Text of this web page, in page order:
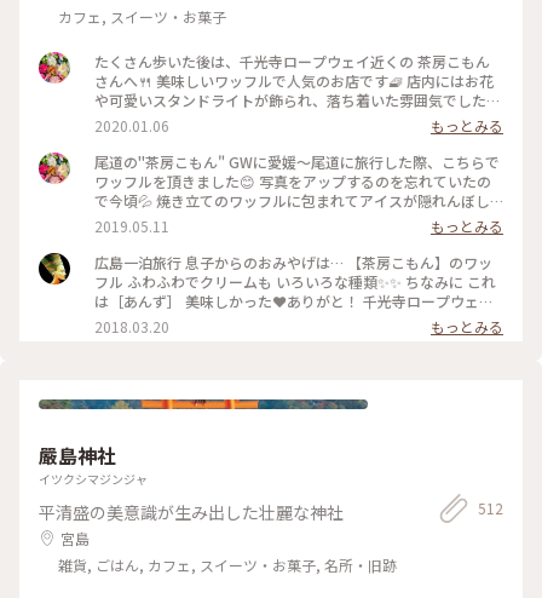
カフェ, スイーツ・お菓子
たくさん歩いた後は、千光寺ロープウェイ近くの 茶房こもん
さんへ🍴 美味しいワッフルで人気のお店です🧇 店内にはお花
や可愛いスタンドライトが飾られ、落ち着いた雰囲気でした✨
焼き立てのワッフルも ソースも 添えられたアイスも、どれも
美味しかったのですが、食べるのに夢中で肝心のワッフルの写
真を撮り忘れてしまいました🙇‍♀️💦 #尾道 #茶房こもん #ワッフ
ル #テラス席 #カフェ #千光寺ロープウェイ
2020.01.06
もっとみる
尾道の"茶房こもん" GWに愛媛〜尾道に旅行した際、こちらで
ワッフルを頂きました😊 写真をアップするのを忘れていたの
で今頃💦 焼き立てのワッフルに包まれてアイスが隠れんぼし
ています。 アイスにもワッフル生地にも合う、色あざやかな甘
酸っぱいベリーのソースがかかっていました❤️ ドリンクもと
ても美味しくて、尾道に行くと良く立ち寄るお店です☕️☺️ #お
いしい時間 #尾道 #広島 #ワッフル #こもん #喫茶店 #アイス #
スイーツ #カフェ
2019.05.11
もっとみる
広島一泊旅行 息子からのおみやげは… 【茶房こもん】のワッ
フル ふわふわでクリームも いろいろな種類✨✨ ちなみに これ
は［あんず］ 美味しかった❤ありがと！ 千光寺ロープウェイ
そばの レトロなワッフル専門店だそうです😊 あー私も行って
2018.03.20 もっとみる
嚴島神社
イツクシマジンジャ
平清盛の美意識が生み出した壮麗な神社
宮島
雑貨, ごはん, カフェ, スイーツ・お菓子, 名所・旧跡
512